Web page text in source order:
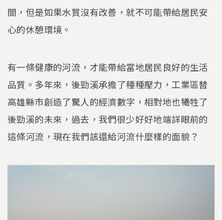
間，但是如果水質沒有改善，就不可能帶給居民安
心的休憩環境。
有一條健康的河流，才能帶給當地居民良好的生活
品質。多年來，後勁溪承擔了種種壓力，工業區替
高雄縣市創造了驚人的經濟數字，相對地也犧牲了
後勁溪的未來，過去，我們很少好好地端詳眼前的
這條河流，現在我們該還給河流什麼樣的面貌？